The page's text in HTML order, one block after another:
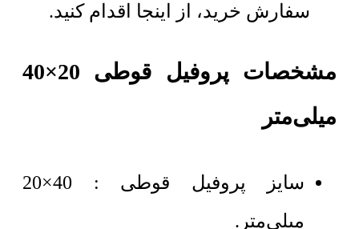
سفارش خرید، از اینجا اقدام کنید.
مشخصات پروفیل قوطی 20×40
میلی‌متر
سایز پروفیل قوطی : 40×20
میلی‌متر.